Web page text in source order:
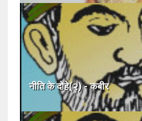
नीति के दोहे(२) - कबीर